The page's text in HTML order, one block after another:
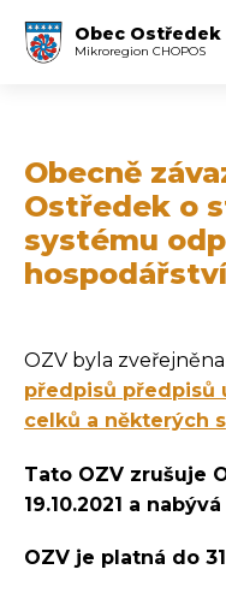
Obec Ostředek
Mikroregion CHOPOS
Obecně
Ostředek o
systému
hospodářství
OZV byla
předpisů předpisů
celků a některých
Tato OZV zrušuje
19.10.2021 a
OZV je platná do